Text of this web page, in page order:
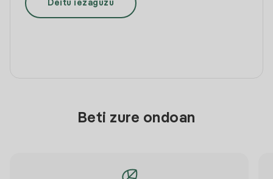
Deitu iezaguzu
Beti zure ondoan